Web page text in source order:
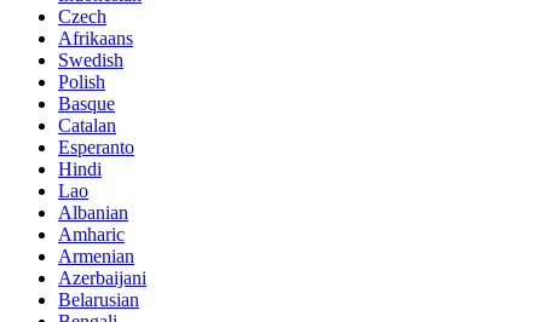
Czech
Afrikaans
Swedish
Polish
Basque
Catalan
Esperanto
Hindi
Lao
Albanian
Amharic
Armenian
Azerbaijani
Belarusian